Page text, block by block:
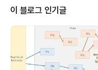
gisterDriver(new
ysql Database와 연동할 코드
23456789conn =
n( "jdbc:mysql://loc..
이 블로그 인기글